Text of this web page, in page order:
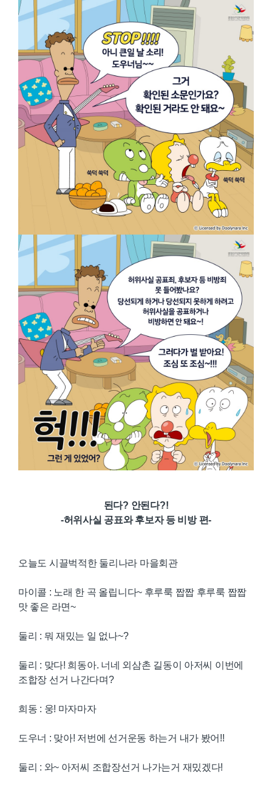
된다? 안된다?!
-허위사실 공표와 후보자 등 비방 편-
오늘도 시끌벅적한 둘리나라 마을회관
마이콜 : 노래 한 곡 올립니다~ 후루룩 짭짭 후루룩 짭짭
맛 좋은 라면~
둘리 : 뭐 재밌는 일 없나~?
둘리 : 맞다! 희동아. 너네 외삼촌 길동이 아저씨 이번에
조합장 선거 나간다며?
희동 : 웅! 마자마자
도우너 : 맞아! 저번에 선거운동 하는거 내가 봤어!!
둘리 : 와~ 아저씨 조합장선거 나가는거 재밌겠다!